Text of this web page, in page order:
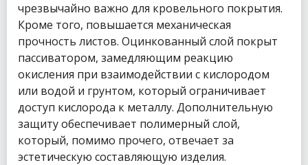
чрезвычайно важно для кровельного покрытия.
Кроме того, повышается механическая
прочность листов. Оцинкованный слой покрыт
пассиватором, замедляющим реакцию
окисления при взаимодействии с кислородом
или водой и грунтом, который ограничивает
доступ кислорода к металлу. Дополнительную
защиту обеспечивает полимерный слой,
который, помимо прочего, отвечает за
эстетическую составляющую изделия.